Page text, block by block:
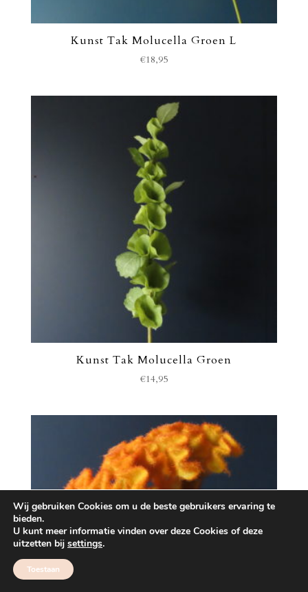
Kunst Tak Molucella Groen L
€18,95
Kunst Tak Molucella Groen
€14,95
Wij gebruiken Cookies om u de beste gebruikers ervaring te
bieden.
U kunt meer informatie vinden over deze Cookies of deze
uitzetten bij settings.
Toestaan